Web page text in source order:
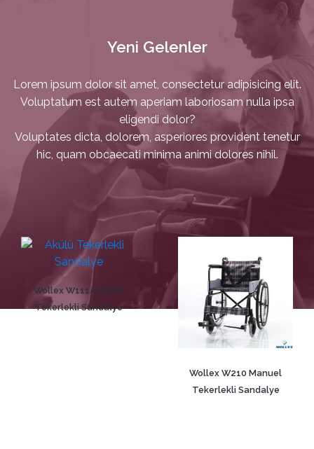
Yeni Gelenler
Lorem ipsum dolor sit amet, consectetur adipisicing elit.
Voluptatum est autem aperiam laboriosam nulla ipsa
eligendi dolor?
Voluptates dicta, dolorem, asperiores provident tenetur
hic, quam obcaecati minima animi dolores nihil.
Wollex W111A Akülü
Tekerlekli Sandalye
Wollex W210 Manuel
Tekerlekli Sandalye